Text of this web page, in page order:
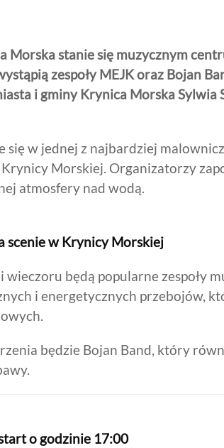
Morska stanie się muzycznym
zespoły MEJK oraz Bojan
i gminy Krynica Morska Sylwia
się w jednej z najbardziej
Morskiej. Organizatorzy
atmosfery nad wodą.
scenie w Krynicy Morskiej
wieczoru będą popularne zespoły
i energetycznych przebojów,
będzie Bojan Band, który
o godzinie 17:00